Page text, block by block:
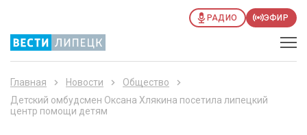
РАДИО ЭФИР
Главная Новости
Общество
Детский омбудсмен Оксана Хлякина посетила липецкий
центр помощи детям